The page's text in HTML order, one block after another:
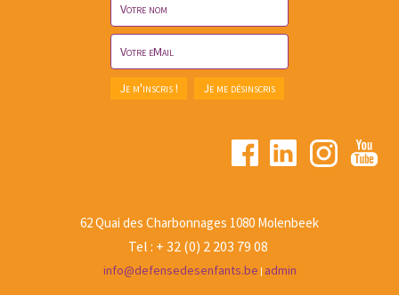
62 Quai des Charbonnages 1080 Molenbeek
Tel : + 32 (0) 2 203 79 08
info@defensedesenfants.be admin